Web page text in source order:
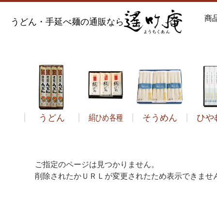
うどん・手延べ麺の通販なら 商
うどん 絹ひめ各種 そうめん
ひや
ご指定のページは見つかりません。
削除されたかＵＲＬが変更されたため表示できませ